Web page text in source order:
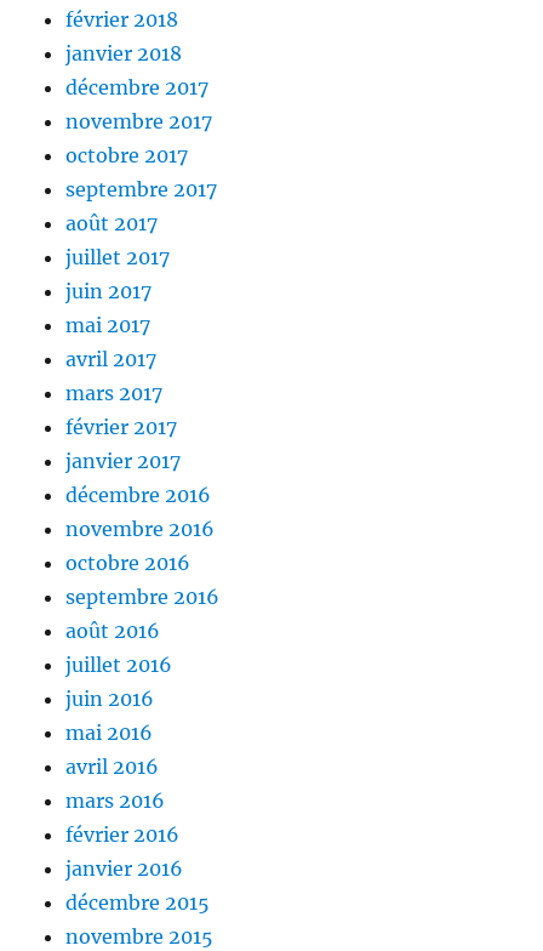
février 2018
janvier 2018
décembre 2017
novembre 2017
octobre 2017
septembre 2017
août 2017
juillet 2017
juin 2017
mai 2017
avril 2017
mars 2017
février 2017
janvier 2017
décembre 2016
novembre 2016
octobre 2016
septembre 2016
août 2016
juillet 2016
juin 2016
mai 2016
avril 2016
mars 2016
février 2016
janvier 2016
décembre 2015
novembre 2015